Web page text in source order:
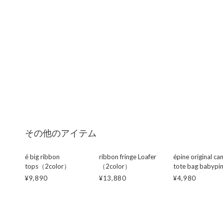
その他のアイテム
é big ribbon
tops（2color）
¥9,890
ribbon fringe Loafer
（2color）
¥13,880
épine original
tote bag
¥4,980